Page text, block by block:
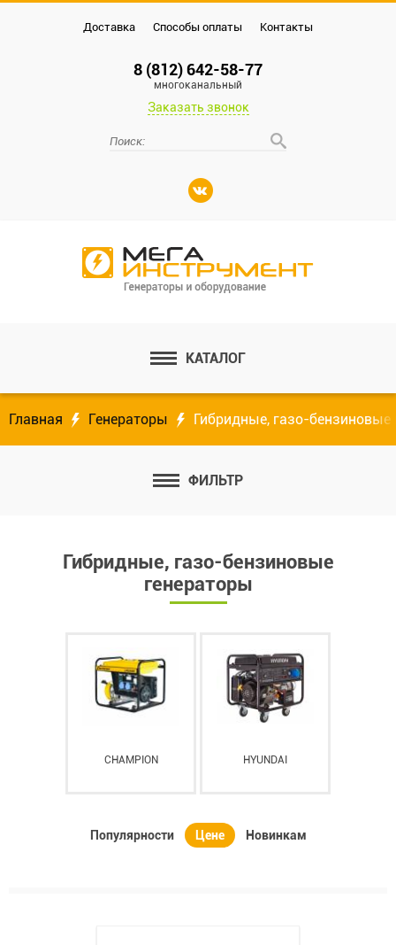
Доставка Способы оплаты Контакты
8 (812) 642-58-77
многоканальный
Заказать звонок
КАТАЛОГ
Главная Генераторы Гибридные, газо-бензиновые
ФИЛЬТР
Гибридные, газо-бензиновые
генераторы
CHAMPION HYUNDAI
Популярности Цене Новинкам